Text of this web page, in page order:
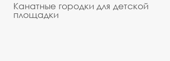
Канатные городки для детской
площадки